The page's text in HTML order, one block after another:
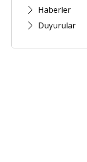
Haberler
Duyurular